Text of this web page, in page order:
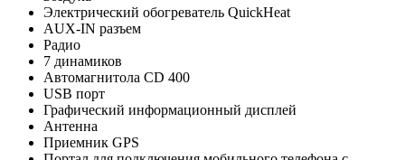
Электрический обогреватель QuickHeat
AUX-IN разъем
Радио
7 динамиков
Автомагнитола CD 400
USB порт
Графический информационный дисплей
Антенна
Приемник GPS